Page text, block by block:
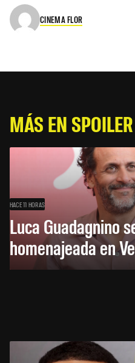
CINEMA FLOR
MÁS EN SPOILER
HACE 11 HORAS
Luca Guadagnino
homenajeada en